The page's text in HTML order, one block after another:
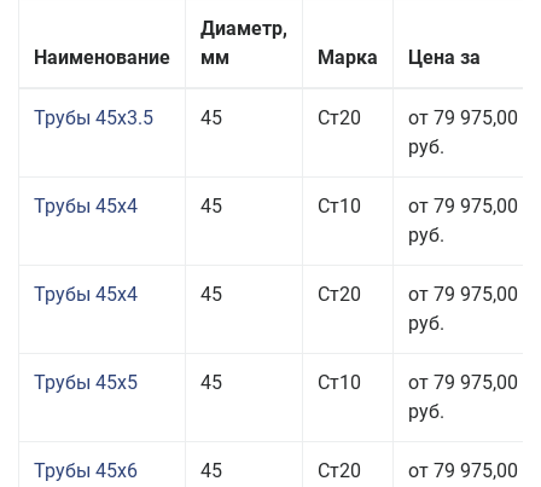
Наименование
Диаметр,
мм
Марка Цена за
Трубы 45x3.5 45 Ст20
от 79 975,00
руб.
Трубы 45x4 45 Ст10
от 79 975,00
руб.
Трубы 45x4 45 Ст20
от 79 975,00
руб.
Трубы 45x5 45 Ст10
от 79 975,00
руб.
Трубы 45x6 45 Ст20
от 79 975,00